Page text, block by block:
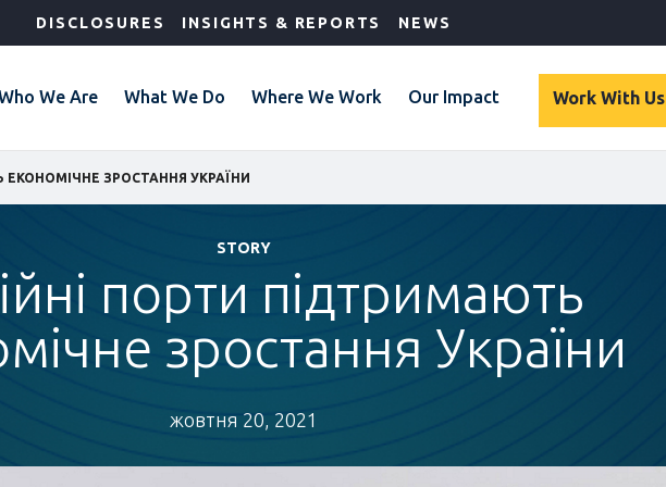
DISCLOSURES INSIGHTS & REPORTS NEWS
We Are What We Do Where We Work Our Impact Work With Us
ЗРОСТАННЯ УКРАЇНИ
STORY
порти підтримають
зростання України
жовтня 20, 2021